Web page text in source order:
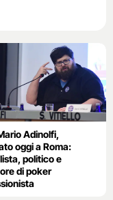
Adinolfi,
oggi a Roma:
politico e
di poker